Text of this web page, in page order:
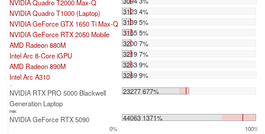
NVIDIA Quadro T2000 Max-Q
NVIDIA Quadro T1000 (Laptop)
3123 4%
NVIDIA GeForce GTX 1650 Ti Max-Q 3139 5%
NVIDIA GeForce RTX 2050 Mobile
3155 5%
AMD Radeon 880M
3200 7%
Intel Arc 8-Core iGPU
3219 7%
AMD Radeon 890M
3263 9%
Intel Arc A310
3269 9%
...
NVIDIA RTX PRO 5000 Blackwell
Generation Laptop
23277 677%
max:
NVIDIA GeForce RTX 5090 44063 1371%
0% 100%